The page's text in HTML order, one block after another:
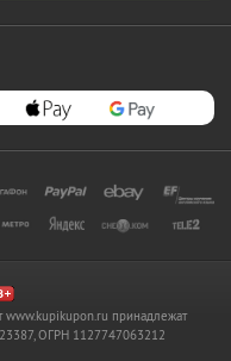
www.kupikupon.ru принадлежат
ОГРН 1127747063212